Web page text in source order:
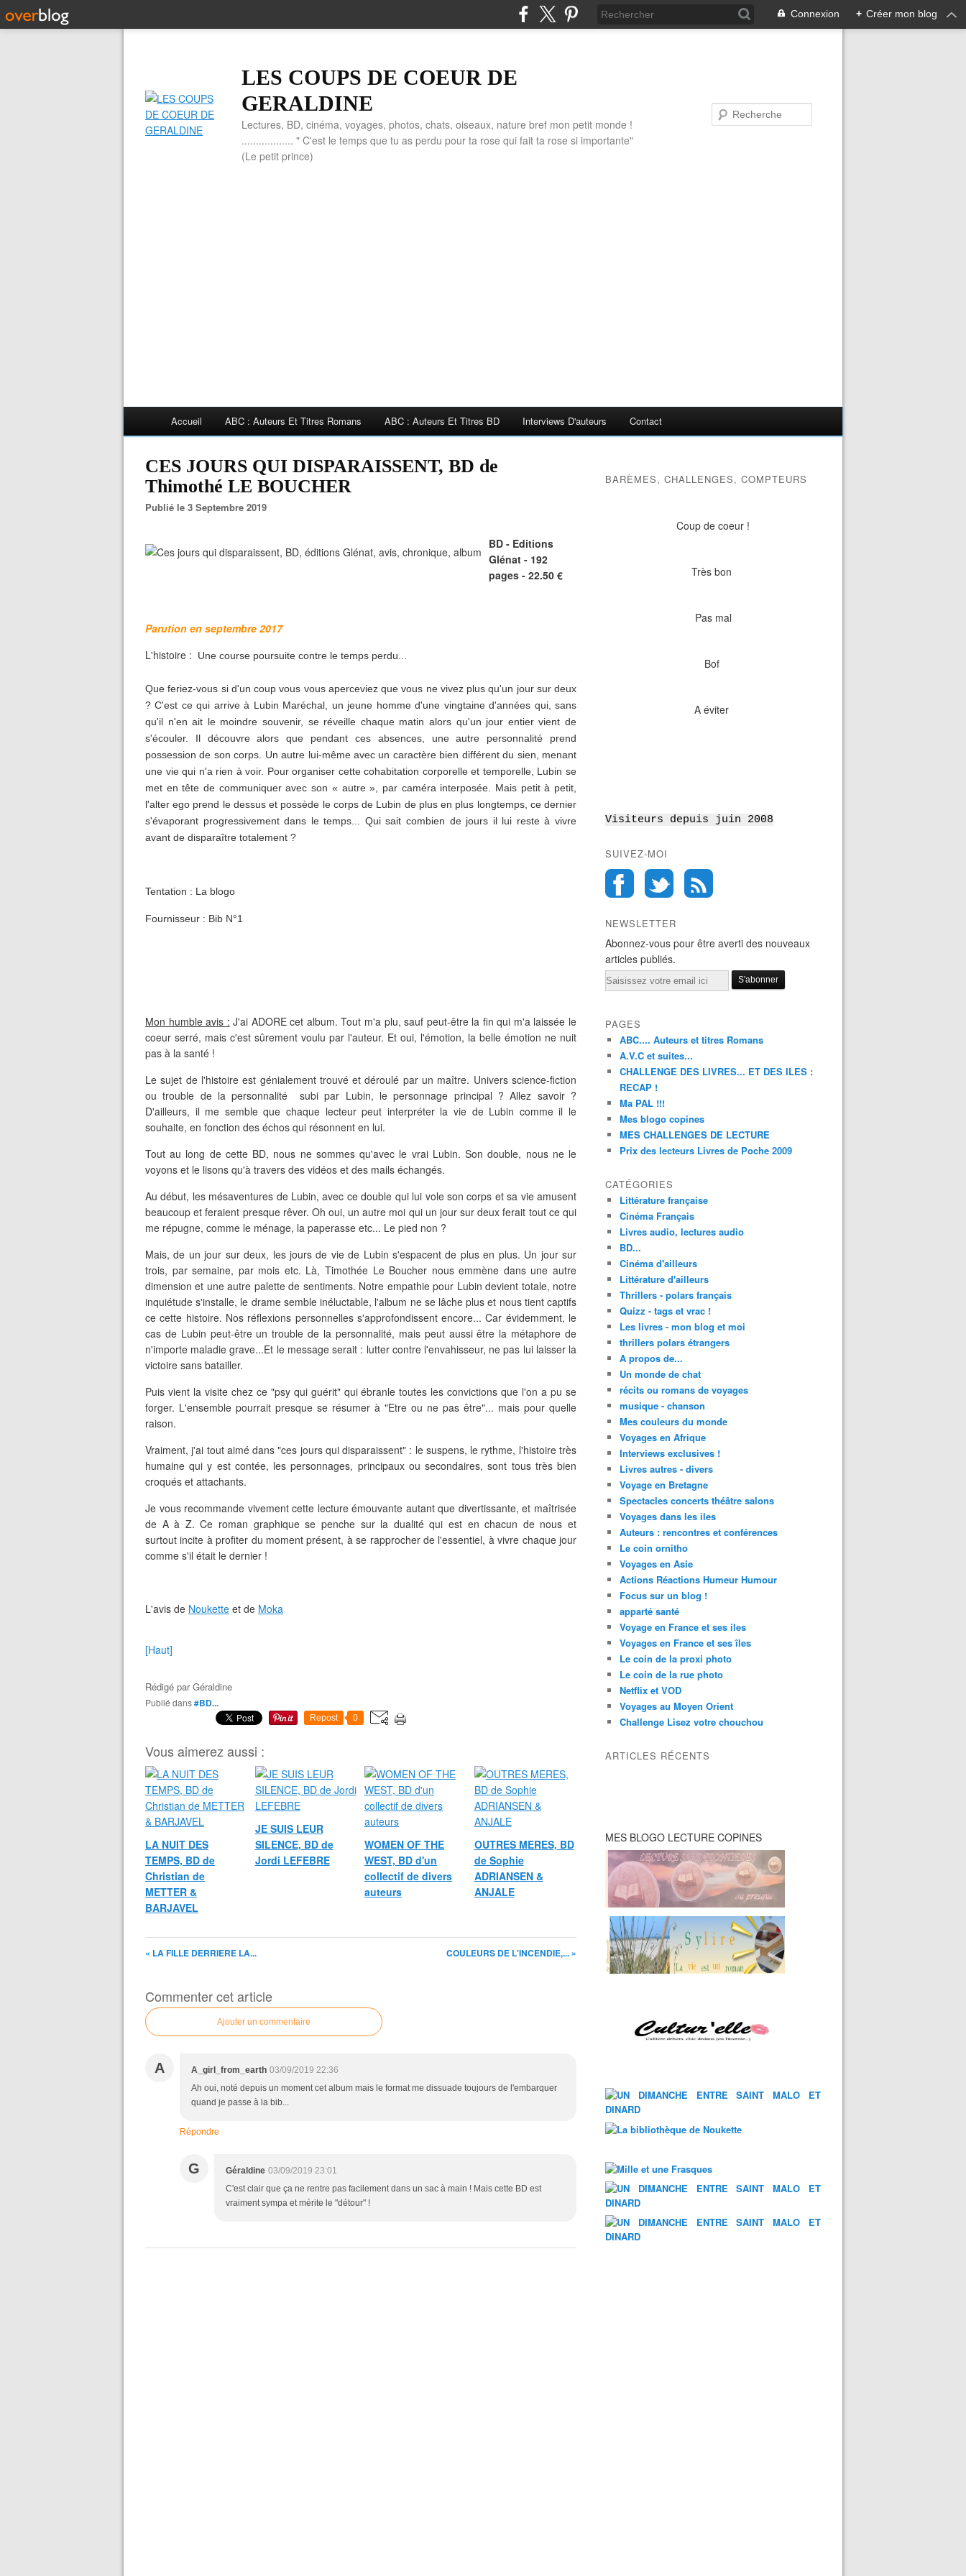
Connexion + Créer mon blog
LES COUPS DE COEUR DE
GERALDINE
Lectures, BD, cinéma, voyages, photos, chats, oiseaux, nature bref mon petit monde !
.................. " C'est le temps que tu as perdu pour ta rose qui fait ta rose si importante"
(Le petit prince)
Accueil ABC : Auteurs Et Titres Romans ABC : Auteurs Et Titres BD Interviews D'auteurs Contact
CES JOURS QUI DISPARAISSENT, BD de
Thimothé LE BOUCHER
Publié le 3 Septembre 2019
BD - Editions
Glénat - 192
pages - 22.50 €
Parution en septembre 2017
L'histoire :
Une course poursuite contre le temps perdu...
Que feriez-vous si d'un coup vous vous aperceviez que vous ne vivez plus qu'un jour sur deux
? C'est ce qui arrive à Lubin Maréchal, un jeune homme d'une vingtaine d'années qui, sans
qu'il n'en ait le moindre souvenir, se réveille chaque matin alors qu'un jour entier vient de
s'écouler. Il découvre alors que pendant ces absences, une autre personnalité prend
possession de son corps. Un autre lui-même avec un caractère bien différent du sien, menant
une vie qui n'a rien à voir. Pour organiser cette cohabitation corporelle et temporelle, Lubin se
met en tête de communiquer avec son « autre », par caméra interposée. Mais petit à petit,
l'alter ego prend le dessus et possède le corps de Lubin de plus en plus longtemps, ce dernier
s'évaporant progressivement dans le temps... Qui sait combien de jours il lui reste à vivre
avant de disparaître totalement ?
Tentation : La blogo
Fournisseur : Bib N°1
Mon humble avis : J'ai ADORE cet album. Tout m'a plu, sauf peut-être la fin qui m'a laissée le
coeur serré, mais c'est sûrement voulu par l'auteur. Et oui, l'émotion, la belle émotion ne nuit
pas à la santé !
Le sujet de l'histoire est génialement trouvé et déroulé par un maître. Univers science-fiction
ou trouble de la personnalité subi par Lubin, le personnage principal ? Allez savoir ?
D'ailleurs, il me semble que chaque lecteur peut interpréter la vie de Lubin comme il le
souhaite, en fonction des échos qui résonnent en lui.
Tout au long de cette BD, nous ne sommes qu'avec le vrai Lubin. Son double, nous ne le
voyons et le lisons qu'à travers des vidéos et des mails échangés.
Au début, les mésaventures de Lubin, avec ce double qui lui vole son corps et sa vie amusent
beaucoup et feraient presque rêver. Oh oui, un autre moi qui un jour sur deux ferait tout ce qui
me répugne, comme le ménage, la paperasse etc... Le pied non ?
Mais, de un jour sur deux, les jours de vie de Lubin s'espacent de plus en plus. Un jour sur
trois, par semaine, par mois etc. Là, Timothée Le Boucher nous emmène dans une autre
dimension et une autre palette de sentiments. Notre empathie pour Lubin devient totale, notre
inquiétude s'installe, le drame semble inéluctable, l'album ne se lâche plus et nous tient captifs
ce cette histoire. Nos réflexions personnelles s'approfondissent encore... Car évidemment, le
cas de Lubin peut-être un trouble de la personnalité, mais peut aussi être la métaphore de
n'importe maladie grave...Et le message serait : lutter contre l'envahisseur, ne pas lui laisser la
victoire sans batailler.
Puis vient la visite chez ce "psy qui guérit" qui ébranle toutes les convictions que l'on a pu se
forger. L'ensemble pourrait presque se résumer à "Etre ou ne pas être"... mais pour quelle
raison.
Vraiment, j'ai tout aimé dans "ces jours qui disparaissent" : le suspens, le rythme, l'histoire très
humaine qui y est contée, les personnages, principaux ou secondaires, sont tous très bien
croqués et attachants.
Je vous recommande vivement cette lecture émouvante autant que divertissante, et maîtrisée
de A à Z. Ce roman graphique se penche sur la dualité qui est en chacun de nous et
surtout incite à profiter du moment présent, à se rapprocher de l'essentiel, à vivre chaque jour
comme s'il était le dernier !
L'avis de Noukette et de Moka
[Haut]
Rédigé parGéraldine
Publié dans#BD...
Repost 0
Vous aimerez aussi :
LA NUIT DES
TEMPS, BD de
Christian de
METTER &
BARJAVEL
JE SUIS LEUR
SILENCE, BD de
Jordi LEFEBRE
WOMEN OF THE
WEST, BD d'un
collectif de divers
auteurs
OUTRES MERES, BD
de Sophie
ADRIANSEN &
ANJALE
« LA FILLE DERRIERE LA... COULEURS DE L'INCENDIE,... »
Commenter cet article
Ajouter un commentaire
A A_girl_from_earth 03/09/2019 22:36
Ah oui, noté depuis un moment cet album mais le format me dissuade toujours de l'embarquer
quand je passe à la bib...
Répondre
G Géraldine 03/09/2019 23:01
C'est clair que ça ne rentre pas facilement dans un sac à main ! Mais cette BD est
vraiment sympa et mérite le "détour" !
BARÈMES, CHALLENGES, COMPTEURS
Coup de coeur !
Très bon
Pas mal
Bof
A éviter
Visiteurs depuis juin 2008
SUIVEZ-MOI
NEWSLETTER
Abonnez-vous pour être averti des nouveaux
articles publiés.
Email
PAGES
ABC.... Auteurs et titres Romans
A.V.C et suites...
CHALLENGE DES LIVRES... ET DES ILES :
RECAP !
Ma PAL !!!
Mes blogo copines
MES CHALLENGES DE LECTURE
Prix des lecteurs Livres de Poche 2009
CATÉGORIES
Littérature française
Cinéma Français
Livres audio, lectures audio
BD...
Cinéma d'ailleurs
Littérature d'ailleurs
Thrillers - polars français
Quizz - tags et vrac !
Les livres - mon blog et moi
thrillers polars étrangers
A propos de...
Un monde de chat
récits ou romans de voyages
musique - chanson
Mes couleurs du monde
Voyages en Afrique
Interviews exclusives !
Livres autres - divers
Voyage en Bretagne
Spectacles concerts théâtre salons
Voyages dans les iles
Auteurs : rencontres et conférences
Le coin ornitho
Voyages en Asie
Actions Réactions Humeur Humour
Focus sur un blog !
apparté santé
Voyage en France et ses iles
Voyages en France et ses îles
Le coin de la proxi photo
Le coin de la rue photo
Netflix et VOD
Voyages au Moyen Orient
Challenge Lisez votre chouchou
ARTICLES RÉCENTS
MES BLOGO LECTURE COPINES